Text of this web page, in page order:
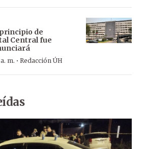
de
Central fue
m. · Redacción ÚH